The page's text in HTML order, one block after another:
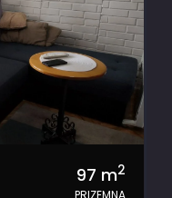
97 m2
PRIZEMNA